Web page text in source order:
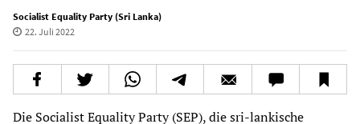
Socialist Equality Party (Sri Lanka)
22. Juli 2022
Die Socialist Equality Party (SEP), die sri-lankische